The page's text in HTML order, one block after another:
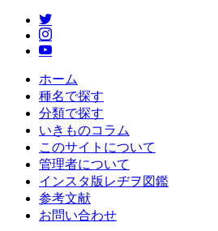
ホーム
種名で探す
分類で探す
いきものコラム
このサイトについて
管理者について
インスタ版レヂヲ図鑑
参考文献
お問い合わせ